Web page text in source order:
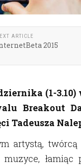
ARTICLE
2015
(1-3.10)
Breakout
Tadeusza
artystą,